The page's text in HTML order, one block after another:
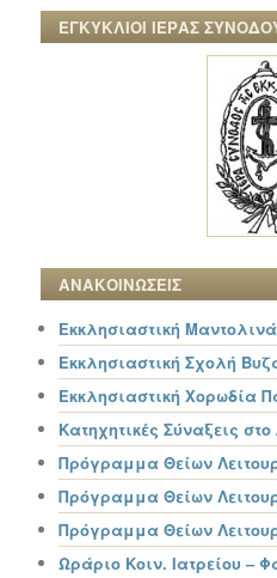
ΕΓΚΥΚΛΙΟΙ ΙΕΡΑΣ
ΑΝΑΚΟΙΝΩΣΕΙΣ
Εκκλησιαστική
Εκκλησιαστική Σχολή
Εκκλησιαστική Χορωδία
Κατηχητικές Σύναξεις
Πρόγραμμα Θείων
Πρόγραμμα Θείων
Πρόγραμμα Θείων
Ωράριο Κοιν. Ιατρείου –